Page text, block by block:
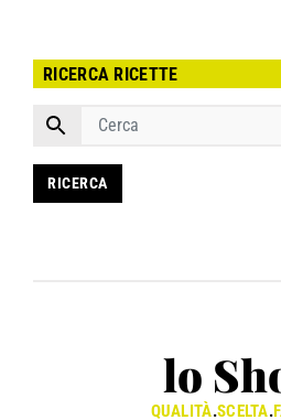
RICERCA RICETTE
lo
QUALITÀ.SCELTA.